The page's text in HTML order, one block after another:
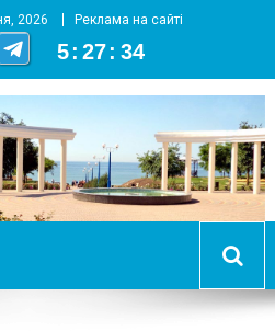
2026 Реклама на сайті
5 : 27 : 35
города Южный